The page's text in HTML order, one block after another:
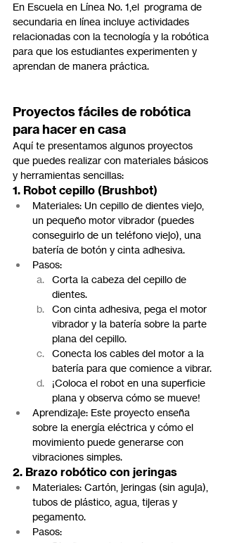
En Escuela en Línea No. 1,el  programa de
secundaria en línea incluye actividades
relacionadas con la tecnología y la robótica
para que los estudiantes experimenten y
aprendan de manera práctica.
Proyectos fáciles de robótica
para hacer en casa
Aquí te presentamos algunos proyectos
que puedes realizar con materiales básicos
y herramientas sencillas:
1. Robot cepillo (Brushbot)
Materiales: Un cepillo de dientes viejo,
un pequeño motor vibrador (puedes
conseguirlo de un teléfono viejo), una
batería de botón y cinta adhesiva.
Pasos:
Corta la cabeza del cepillo de
dientes.
Con cinta adhesiva, pega el motor
vibrador y la batería sobre la parte
plana del cepillo.
Conecta los cables del motor a la
batería para que comience a vibrar.
¡Coloca el robot en una superficie
plana y observa cómo se mueve!
Aprendizaje: Este proyecto enseña
sobre la energía eléctrica y cómo el
movimiento puede generarse con
vibraciones simples.
2. Brazo robótico con jeringas
Materiales: Cartón, jeringas (sin aguja),
tubos de plástico, agua, tijeras y
pegamento.
Pasos: